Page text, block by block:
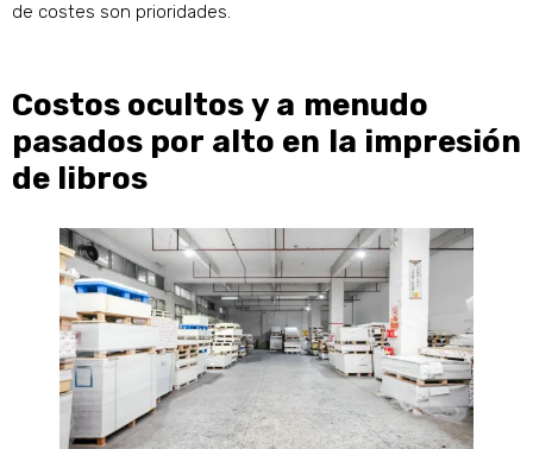
de costes son prioridades.
Costos ocultos y a menudo
pasados ​​por alto en la impresión
de libros